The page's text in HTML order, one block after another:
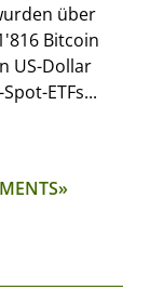
über
Bitcoin
US-Dollar
ETFs...